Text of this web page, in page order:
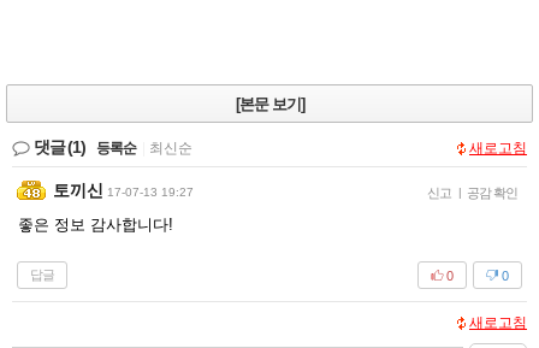
[본문 보기]
댓글(1) 등록순 최신순 새로고침
토끼신 17-07-13 19:27 신고 | 공감 확인
좋은 정보 감사합니다!
답글 0
0
새로고침